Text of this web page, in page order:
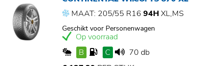
MAAT: 205/55 R16 94HXL,MS
Geschikt voor Personenwagen
Op voorraad
B
C
70 db